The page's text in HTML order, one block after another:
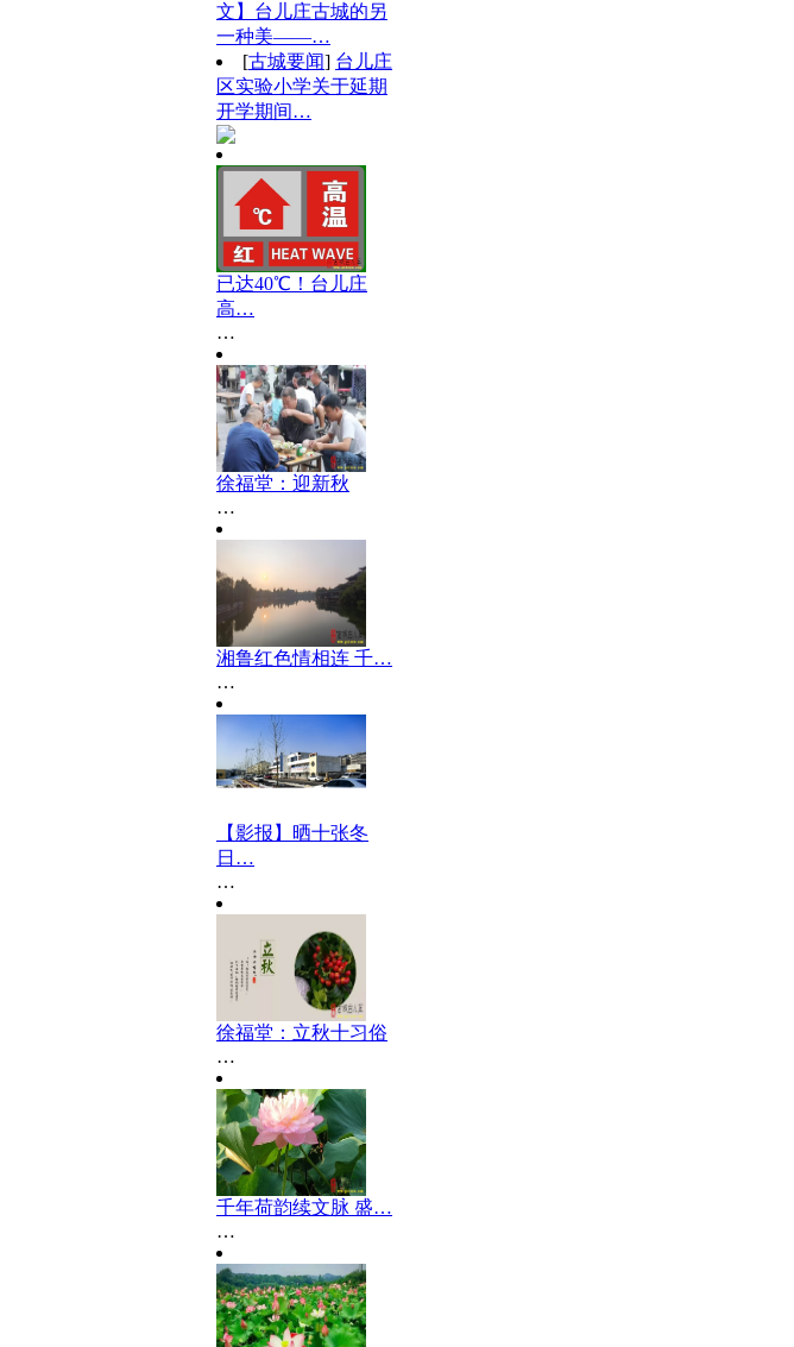
文】台儿庄古城的另
一种美——…
[古城要闻] 台儿庄
区实验小学关于延期
开学期间…
已达40℃！台儿庄
高…
…
徐福堂：迎新秋
…
湘鲁红色情相连 千…
…
【影报】晒十张冬
日…
…
徐福堂：立秋十习俗
…
千年荷韵续文脉 盛…
…